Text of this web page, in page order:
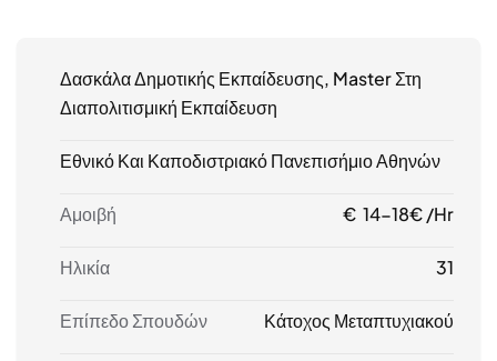
Δασκάλα Δημοτικής Εκπαίδευσης, Master Στη
Διαπολιτισμική Εκπαίδευση
Εθνικό Και Καποδιστριακό Πανεπισήμιο Αθηνών
Αμοιβή € 14-18€ /hr
Ηλικία 31
Επίπεδο Σπουδών Κάτοχος Μεταπτυχιακού